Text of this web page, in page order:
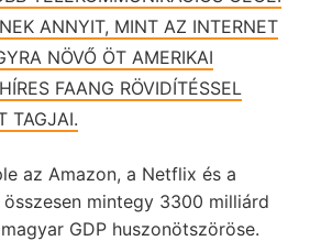
ANNYIT, MINT AZ INTERNET
NÖVŐ ÖT AMERIKAI
FAANG RÖVIDÍTÉSSEL
TAGJAI.
az Amazon, a Netflix és a
mintegy 3300 milliárd
GDP huszonötszöröse.